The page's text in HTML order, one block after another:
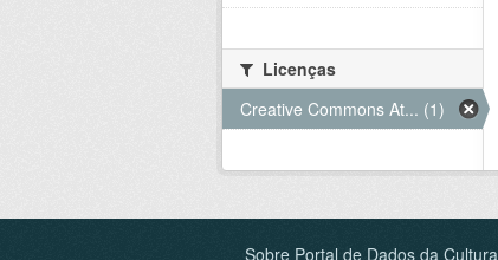
Licenças
Creative Commons At... (1)
Sobre Portal de Dados da Cultura